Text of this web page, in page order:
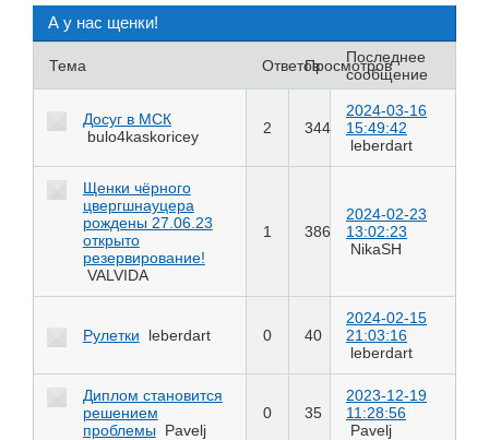
А у нас щенки!
Тема ОтветовПросмотров
Последнее
сообщение
Досуг в МСК
bulo4kaskoricey
2 344
2024-03-16
15:49:42
leberdart
Щенки чёрного
цвергшнауцера
рождены 27.06.23
открыто
резервирование!
VALVIDA
1 386
2024-02-23
13:02:23
NikaSH
Рулетки leberdart 0 40
2024-02-15
21:03:16
leberdart
Диплом становится
решением
проблемы Pavelj
0 35
2023-12-19
11:28:56
Pavelj